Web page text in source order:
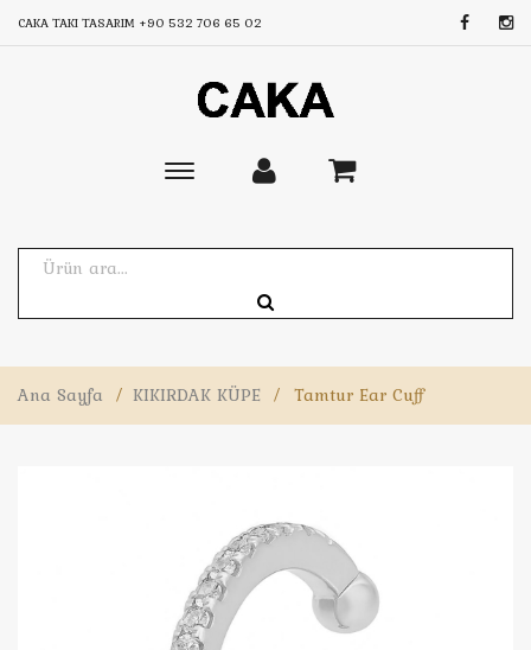
CAKA TAKI TASARIM +90 532 706 65 02
Toggle
Ana Sayfa / KIKIRDAK KÜPE / Tamtur Ear Cuff